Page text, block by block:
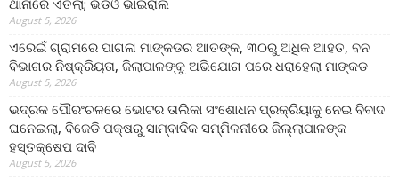
ଥାନାରେ ଏତଲା; ଭିଡିଓ ଭାଇରାଲ
August 5, 2026
ଏରେଇଁ ଗ୍ରାମରେ ପାଗଳା ମାଙ୍କଡର ଆତଙ୍କ, ୩୦ରୁ ଅଧିକ ଆହତ, ବନ
ବିଭାଗର ନିଷ୍କ୍ରିୟତା, ଜିଲାପାଳଙ୍କୁ ଅଭିଯୋଗ ପରେ ଧରାହେଲା ମାଙ୍କଡ
August 5, 2026
ଭଦ୍ରକ ପୌରଂଚଳରେ ଭୋଟର ତାଲିକା ସଂଶୋଧନ ପ୍ରକ୍ରିୟାକୁ ନେଇ ବିବାଦ
ଘନେଇଲା, ବିଜେଡି ପକ୍ଷରୁ ସାମ୍ବାଦିକ ସମ୍ମିଳନୀରେ ଜିଲ୍ଲାପାଳଙ୍କ
ହସ୍ତକ୍ଷେପ ଦାବି
August 5, 2026